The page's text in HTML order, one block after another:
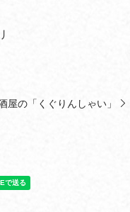
屋の「くぐりんしゃい」